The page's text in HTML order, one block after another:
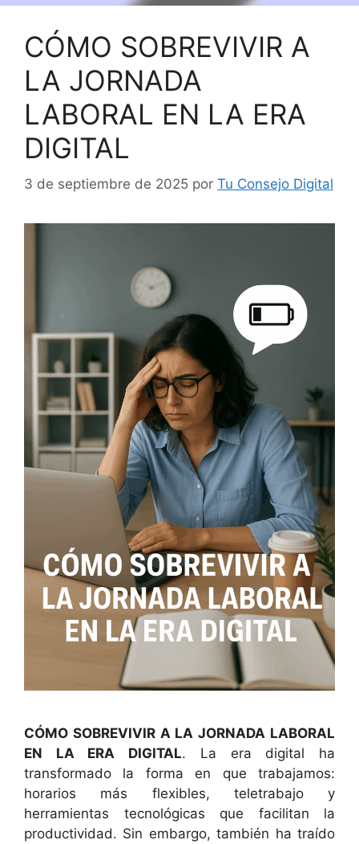
CÓMO SOBREVIVIR A
LA JORNADA
LABORAL EN LA ERA
DIGITAL
3 de septiembre de 2025 por Tu Consejo Digital
CÓMO SOBREVIVIR A LA JORNADA LABORAL
EN LA ERA DIGITAL. La era digital ha
transformado la forma en que trabajamos:
horarios más flexibles, teletrabajo y
herramientas tecnológicas que facilitan la
productividad. Sin embargo, también ha traído